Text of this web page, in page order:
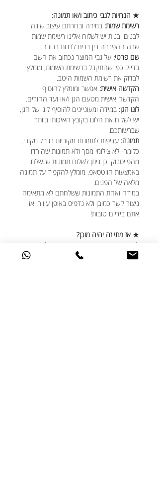
★ הנחיות לגבי כיתוב ו/או תמונה:
רשימת שמות: במידה ובחרתם עיצוב שונה
לבנים ובנות יש לשלוח אלינו רשימת שמות
שבה ההפרדה בין בנים לבנות ברורה.
שם פרטי: על גבי המוצר נכתוב את השם
בדיוק כפי שהתקבל ברשימת השמות, מומלץ
לבדוק את רשימת השמות היטב.
הקדשה אישית: אפשר ומומלץ להוסיף
הקדשה אישית מטעם הגן ו/או ועד ההורים.
לוגו הגן: במידה ומעוניינים להוסיף לוגו של הגן,
יש לשלוח את הלוגו בקובץ האיכותי ביותר
שברשותכם.
תמונה: עדיפות לתמונות מקוריות בגודל מקורי.
כלומר- לא צילומי מסך ולא תמונות שהורדו
מהפייסבוק. כן ניתן לשלוח תמונות שנשלחו
באמצעות הווטסאפ. מומלץ להקפיד על תמונה
מלאה של הפנים.
במידה ואחת התמונות ששלחתם לא מתאימה
ניצור קשר כמובן ולא נדפיס באופן עיוור. אז
אתם בידיים טובות!
★ אז מתי זה יהיה מוכן?
לכל הפחות בתוך יום עסקים אחד ולכל היותר
בתוך 5 ימי עסקים.